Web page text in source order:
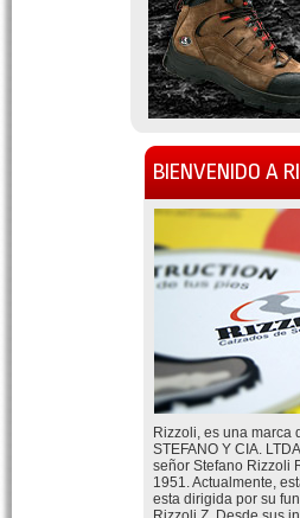
BIENVENIDO A
Rizzoli, es una marca
STEFANO Y CIA.
señor Stefano Rizzoli
1951. Actualmente,
esta dirigida por su